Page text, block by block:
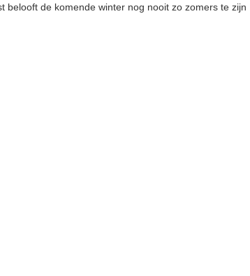
belooft de komende winter nog nooit zo zomers te zijn